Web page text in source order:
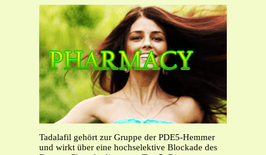
Tadalafil gehört zur Gruppe der PDE5-Hemmer
und wirkt über eine hochselektive Blockade des